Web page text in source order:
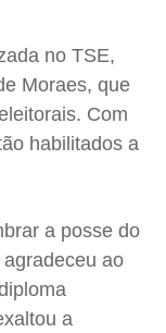
no TSE,
Moraes, que
Com
habilitados a
a posse do
ao
a